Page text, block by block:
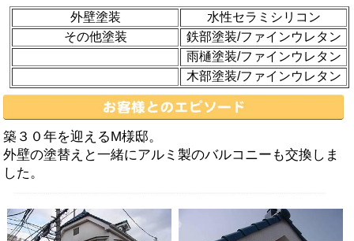
外壁塗装
水性セラミシリコン
その他塗装
鉄部塗装/ファインウレタン
雨樋塗装/ファインウレタン
木部塗装/ファインウレタン
築３０年を迎えるM様邸。
外壁の塗替えと一緒にアルミ製のバルコニーも交換しま
した。